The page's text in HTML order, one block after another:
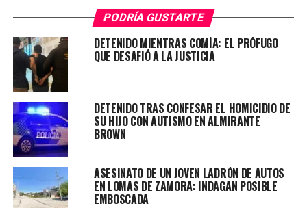
La fiscal de Esteban Echeverría a cargo del caso, María
pesquisa del crimen descubierto el domingo último,
cuando el hijo de la víctima fue hasta la casa de su
madre, situada en Arana al 1800, porque no respondía a
sus llamados.
Al llegar, el hombre vio que la puerta de ingreso estaba
abierta y al entrar encontró a su madre muerta sobre la
cama, visiblemente golpeada.
PODRÍA GUSTARTE
DETENIDO MIENTRAS COMÍA: EL PRÓFUGO
QUE DESAFIÓ A LA JUSTICIA
DETENIDO TRAS CONFESAR EL HOMICIDIO DE
SU HIJO CON AUTISMO EN ALMIRANTE
BROWN
ASESINATO DE UN JOVEN LADRÓN DE AUTOS
EN LOMAS DE ZAMORA: INDAGAN POSIBLE
EMBOSCADA